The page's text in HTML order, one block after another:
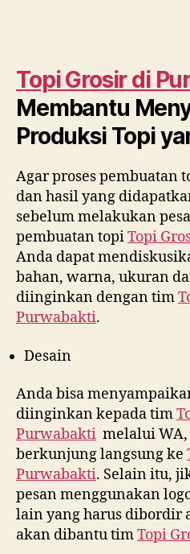
Topi Grosir di
Membantu
Produksi Topi
Agar proses pembuatan
dan hasil yang
sebelum melakukan
pembuatan topiTopi
Anda dapat
bahan, warna, ukuran
diinginkan dengan tim
Purwabakti.
Desain
Anda bisa
diinginkan kepada tim
Purwabakti melalui
berkunjung langsung ke
Purwabakti. Selain itu,
pesan menggunakan
lain yang harus dibordir
akan dibantu timTopi